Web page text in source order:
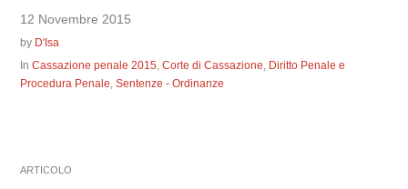
12 Novembre 2015
by D'Isa
InCassazione penale 2015,Corte di Cassazione, Diritto Penale e
Procedura Penale,Sentenze - Ordinanze
ARTICOLO